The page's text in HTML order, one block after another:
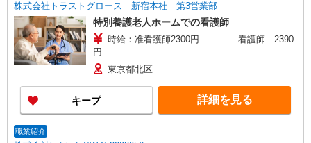
株式会社トラストグロース 新宿本社 第3営業部
特別養護老人ホームでの看護師
時給：准看護師2300円 看護師 2390
円
東京都北区
キープ 詳細を見る
職業紹介